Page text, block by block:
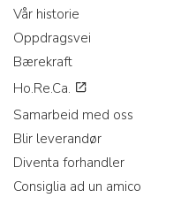
Vår historie
Oppdragsvei
Bærekraft
Ho.Re.Ca.
Samarbeid med oss
Blir leverandør
Diventa forhandler
Consiglia ad un amico